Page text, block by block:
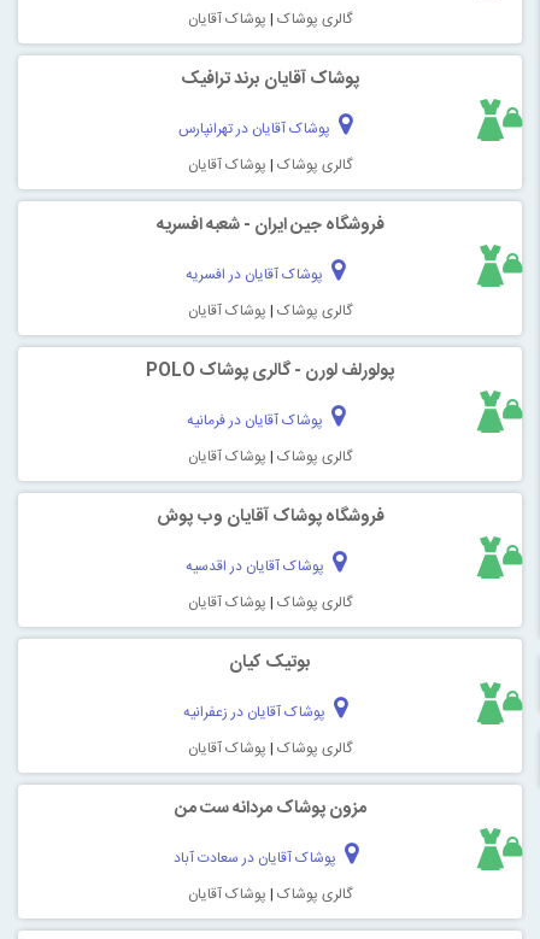
گالری پوشاک | پوشاک آقایان
پوشاک آقایان برند ترافیک
پوشاک آقایان در تهرانپارس
گالری پوشاک | پوشاک آقایان
فروشگاه جین ایران - شعبه افسریه
پوشاک آقایان در افسریه
گالری پوشاک | پوشاک آقایان
پولورلف لورن - گالری پوشاک POLO
پوشاک آقایان در فرمانیه
گالری پوشاک | پوشاک آقایان
فروشگاه پوشاک آقایان وب پوش
پوشاک آقایان در اقدسیه
گالری پوشاک | پوشاک آقایان
بوتیک کیان
پوشاک آقایان در زعفرانیه
گالری پوشاک | پوشاک آقایان
مزون پوشاک مردانه ست من
پوشاک آقایان در سعادت آباد
گالری پوشاک | پوشاک آقایان